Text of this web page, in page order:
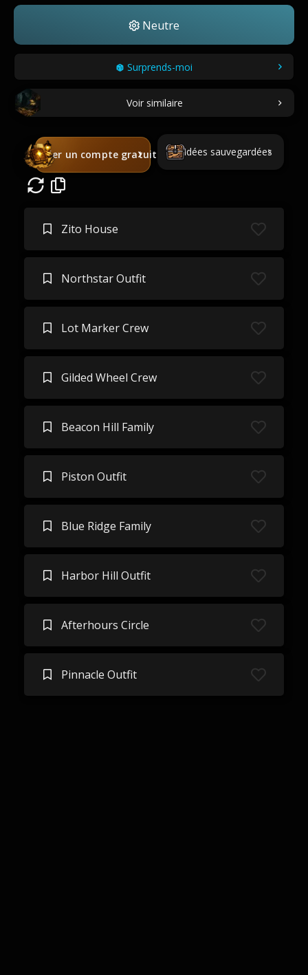
Neutre
Surprends-moi
Voir similaire
Créer un compte gratuit Idées sauvegardées
Zito House
Northstar Outfit
Lot Marker Crew
Gilded Wheel Crew
Beacon Hill Family
Piston Outfit
Blue Ridge Family
Harbor Hill Outfit
Afterhours Circle
Pinnacle Outfit